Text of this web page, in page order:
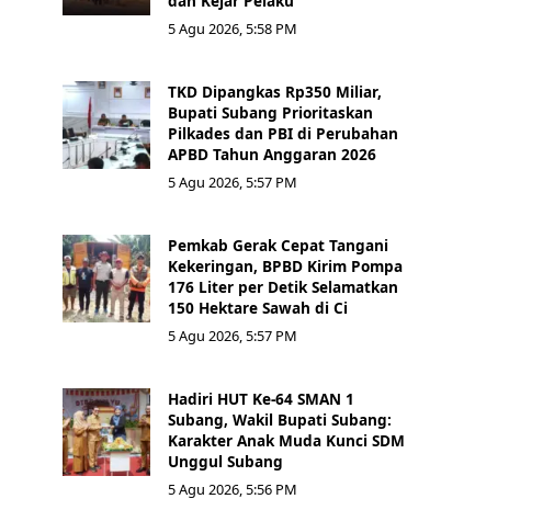
5 Agu 2026, 5:58 PM
TKD Dipangkas Rp350 Miliar,
Bupati Subang Prioritaskan
Pilkades dan PBI di Perubahan
APBD Tahun Anggaran 2026
5 Agu 2026, 5:57 PM
Pemkab Gerak Cepat Tangani
Kekeringan, BPBD Kirim Pompa
176 Liter per Detik Selamatkan
150 Hektare Sawah di Ci
5 Agu 2026, 5:57 PM
Hadiri HUT Ke-64 SMAN 1
Subang, Wakil Bupati Subang:
Karakter Anak Muda Kunci SDM
Unggul Subang
5 Agu 2026, 5:56 PM